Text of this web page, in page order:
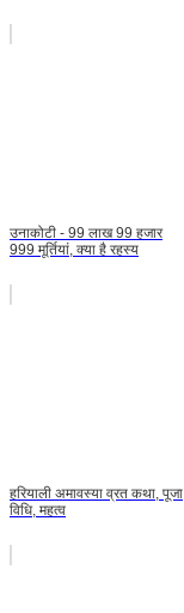
उनाकोटी - 99 लाख 99 हजार
999 मूर्तियां, क्या है रहस्य
हरियाली अमावस्या व्रत कथा, पूजा
विधि, महत्व